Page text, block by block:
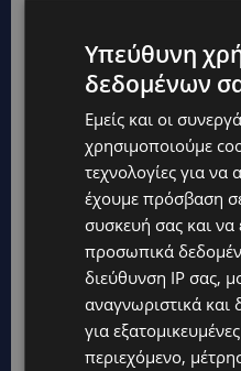
επενδύοντας
προάγουν τη βιώσιμη
κοινωνική ευημερία
Περισσότερες
Υπεύθυνη
δεδομένων
Εμείς και οι
χρησιμοποιούμε
τεχνολογίες για
έχουμε πρόσβαση
συσκευή σας και να
προσωπικά
διεύθυνση IP σας,
αναγνωριστικά και
για
περιεχόμενο,